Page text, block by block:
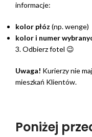
informacje:
kolor płóz (np. wenge)
kolor i numer
3. Odbierz fotel 😉
Uwaga! Kurierzy nie
mieszkań Klientów.
Poniżej